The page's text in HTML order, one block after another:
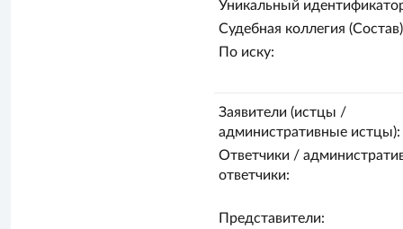
Уникальный
Судебная коллегия
По иску:
Заявители (истцы /
административные истцы):
Ответчики /
ответчики:
Представители: